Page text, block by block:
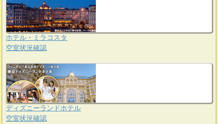
ホテル・ミラコスタ
空室状況確認
ディズニーランドホテル
空室状況確認